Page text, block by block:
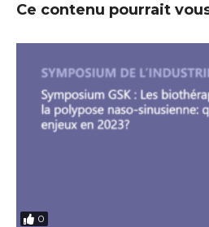
Ce contenu pourrait
0